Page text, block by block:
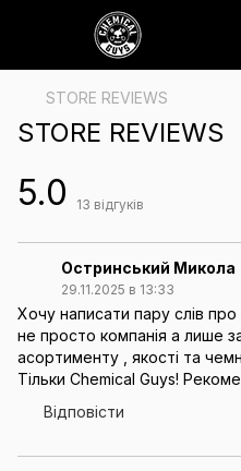
STORE REVIEWS
STORE REVIEWS
5.0 13 відгуків
Остринський Микола
29.11.2025 в 13:33
Хочу написати пару слів
не просто компанія а лише
асортименту , якості та
Тільки Chemical Guys!
Відповісти